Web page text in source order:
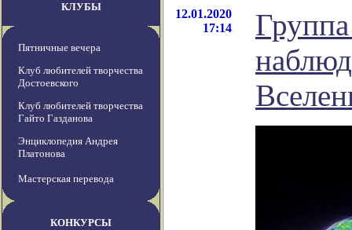
КЛУБЫ
Пятничные вечера
Клуб любителей творчества
Достоевского
Клуб любителей творчества
Гайто Газданова
Энциклопедия Андрея
Платонова
Мастерская перевода
КОНКУРСЫ
12.01.2020
17:14